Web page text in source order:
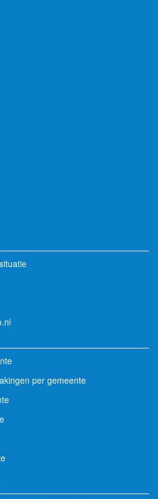
per gemeente